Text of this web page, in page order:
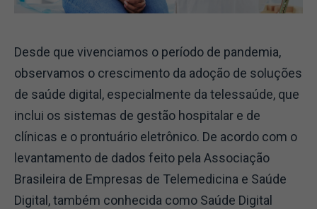
Desde que vivenciamos o período de pandemia,
observamos o crescimento da adoção de soluções
de saúde digital, especialmente da telessaúde, que
inclui os sistemas de gestão hospitalar e de
clínicas e o prontuário eletrônico. De acordo com o
levantamento de dados feito pela Associação
Brasileira de Empresas de Telemedicina e Saúde
Digital, também conhecida como Saúde Digital